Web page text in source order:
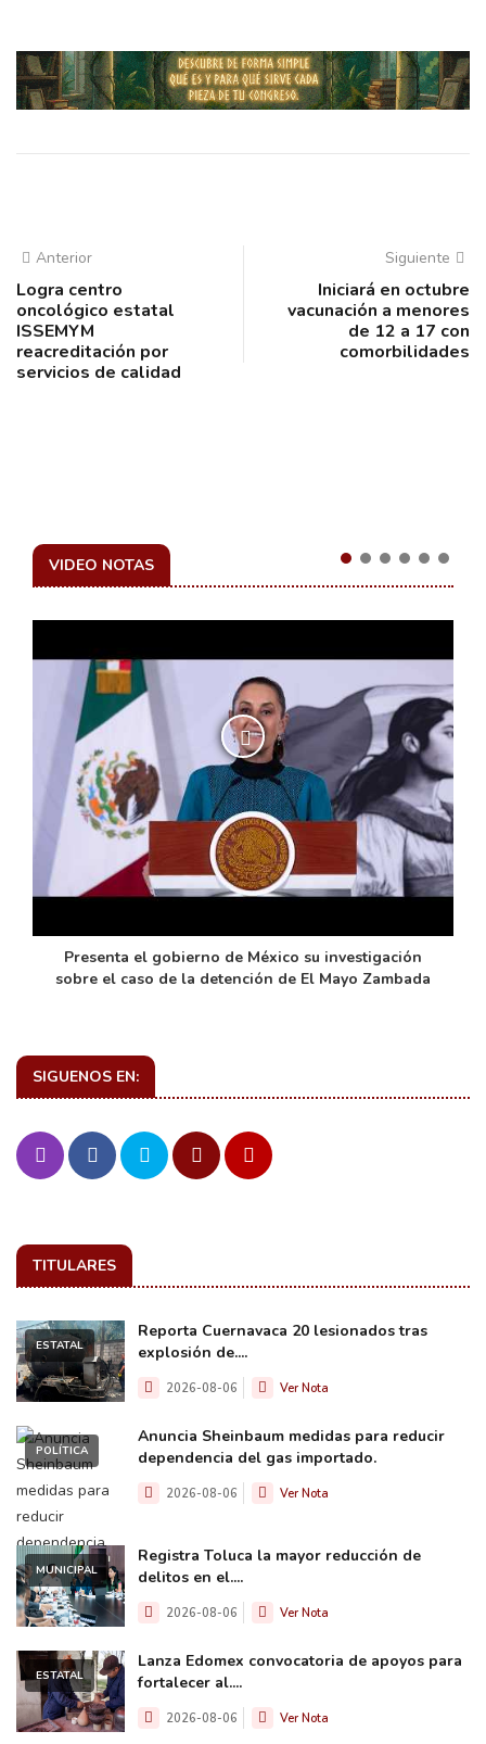
Anterior
Logra centro
oncológico estatal
ISSEMYM
reacreditación por
servicios de calidad
Siguiente
Iniciará en octubre
vacunación a menores
de 12 a 17 con
comorbilidades
VIDEO NOTAS
Presenta el gobierno de México su investigación
sobre el caso de la detención de El Mayo Zambada
SIGUENOS EN:
TITULARES
ESTATAL
Reporta Cuernavaca 20 lesionados tras
explosión de....
2026-08-06 Ver Nota
POLÍTICA
Anuncia Sheinbaum medidas para reducir
dependencia del gas importado.
2026-08-06 Ver Nota
MUNICIPAL
Registra Toluca la mayor reducción de
delitos en el....
2026-08-06 Ver Nota
ESTATAL
Lanza Edomex convocatoria de apoyos para
fortalecer al....
2026-08-06 Ver Nota